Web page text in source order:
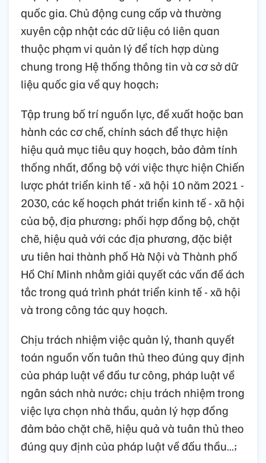
quốc gia. Chủ động cung cấp và thường
xuyên cập nhật các dữ liệu có liên quan
thuộc phạm vi quản lý để tích hợp dùng
chung trong Hệ thống thông tin và cơ sở dữ
liệu quốc gia về quy hoạch;
Tập trung bố trí nguồn lực, đề xuất hoặc ban
hành các cơ chế, chính sách để thực hiện
hiệu quả mục tiêu quy hoạch, bảo đảm tính
thống nhất, đồng bộ với việc thực hiện Chiến
lược phát triển kinh tế - xã hội 10 năm 2021 -
2030, các kế hoạch phát triển kinh tế - xã hội
của bộ, địa phương; phối hợp đồng bộ, chặt
chẽ, hiệu quả với các địa phương, đặc biệt
ưu tiên hai thành phố Hà Nội và Thành phố
Hồ Chí Minh nhằm giải quyết các vấn đề ách
tắc trong quá trình phát triển kinh tế - xã hội
và trong công tác quy hoạch.
Chịu trách nhiệm việc quản lý, thanh quyết
toán nguồn vốn tuân thủ theo đúng quy định
của pháp luật về đầu tư công, pháp luật về
ngân sách nhà nước; chịu trách nhiệm trong
việc lựa chọn nhà thầu, quản lý hợp đồng
đảm bảo chặt chẽ, hiệu quả và tuân thủ theo
đúng quy định của pháp luật về đấu thầu…;